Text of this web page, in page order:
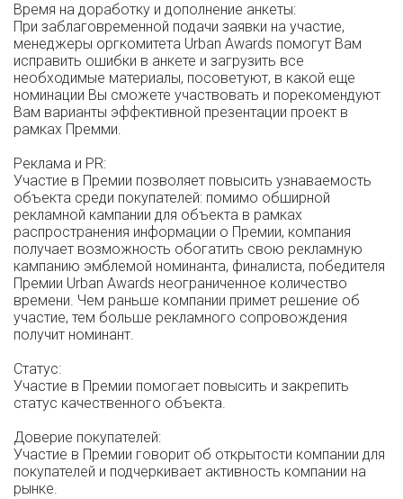
Время на доработку и дополнение анкеты:
При заблаговременной подачи заявки на участие,
менеджеры оргкомитета Urban Awards помогут Вам
исправить ошибки в анкете и загрузить все
необходимые материалы, посоветуют, в какой еще
номинации Вы сможете участвовать и порекомендуют
Вам варианты эффективной презентации проект в
рамках Премми.
Реклама и PR:
Участие в Премии позволяет повысить узнаваемость
объекта среди покупателей: помимо обширной
рекламной кампании для объекта в рамках
распространения информации о Премии, компания
получает возможность обогатить свою рекламную
кампанию эмблемой номинанта, финалиста, победителя
Премии Urban Awards неограниченное количество
времени. Чем раньше компании примет решение об
участие, тем больше рекламного сопровождения
получит номинант.
Статус:
Участие в Премии помогает повысить и закрепить
статус качественного объекта.
Доверие покупателей:
Участие в Премии говорит об открытости компании для
покупателей и подчеркивает активность компании на
рынке.